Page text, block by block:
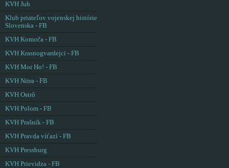
KVH Juh
Klub priateľov vojenskej histórie
Slovenska - FB
KVH Komoča - FB
KVH Krasnogvardejci - FB
KVH Mor Ho! - FB
KVH Nitra - FB
KVH Ostrô
KVH Polom - FB
KVH Prašník - FB
KVH Pravda víťazí - FB
KVH Pressburg
KVH Prievidza - FB